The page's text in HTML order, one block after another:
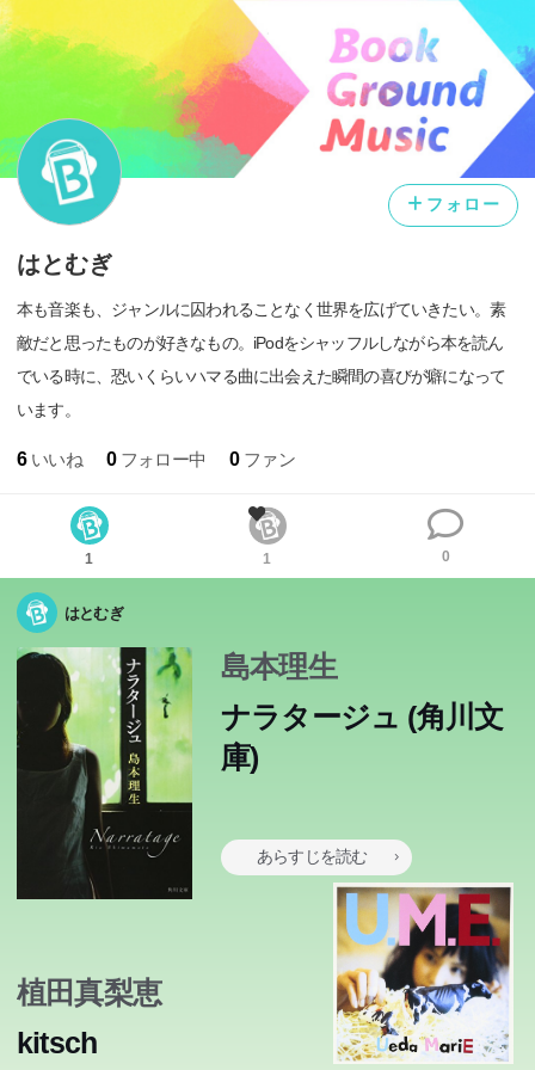
フォロー
はとむぎ
本も音楽も、ジャンルに囚われることなく世界を広げていきたい。素
敵だと思ったものが好きなもの。iPodをシャッフルしながら本を読ん
でいる時に、恐いくらいハマる曲に出会えた瞬間の喜びが癖になって
います。
6 いいね 0 フォロー中 0 ファン
1 1 0
はとむぎ
島本理生
ナラタージュ (角川文
庫)
あらすじを読む
お願いだから私を壊して、帰れないところまで連れていっ
春、母校の演劇部顧問で、思いを寄せていた葉山先生から
電話がかかってきた。泉はときめきと同時に、卒業前のあ
る出来事を思い出す。後輩たちの舞台に客演を頼まれた彼
女は、先生への思いを再認識する。そして彼の中にも、消
せない炎がまぎれもなくあることを知った泉は―。早熟の
天才少女小説家、若き日の絶唱ともいえる恋愛文学。
植田真梨恵
kitsch